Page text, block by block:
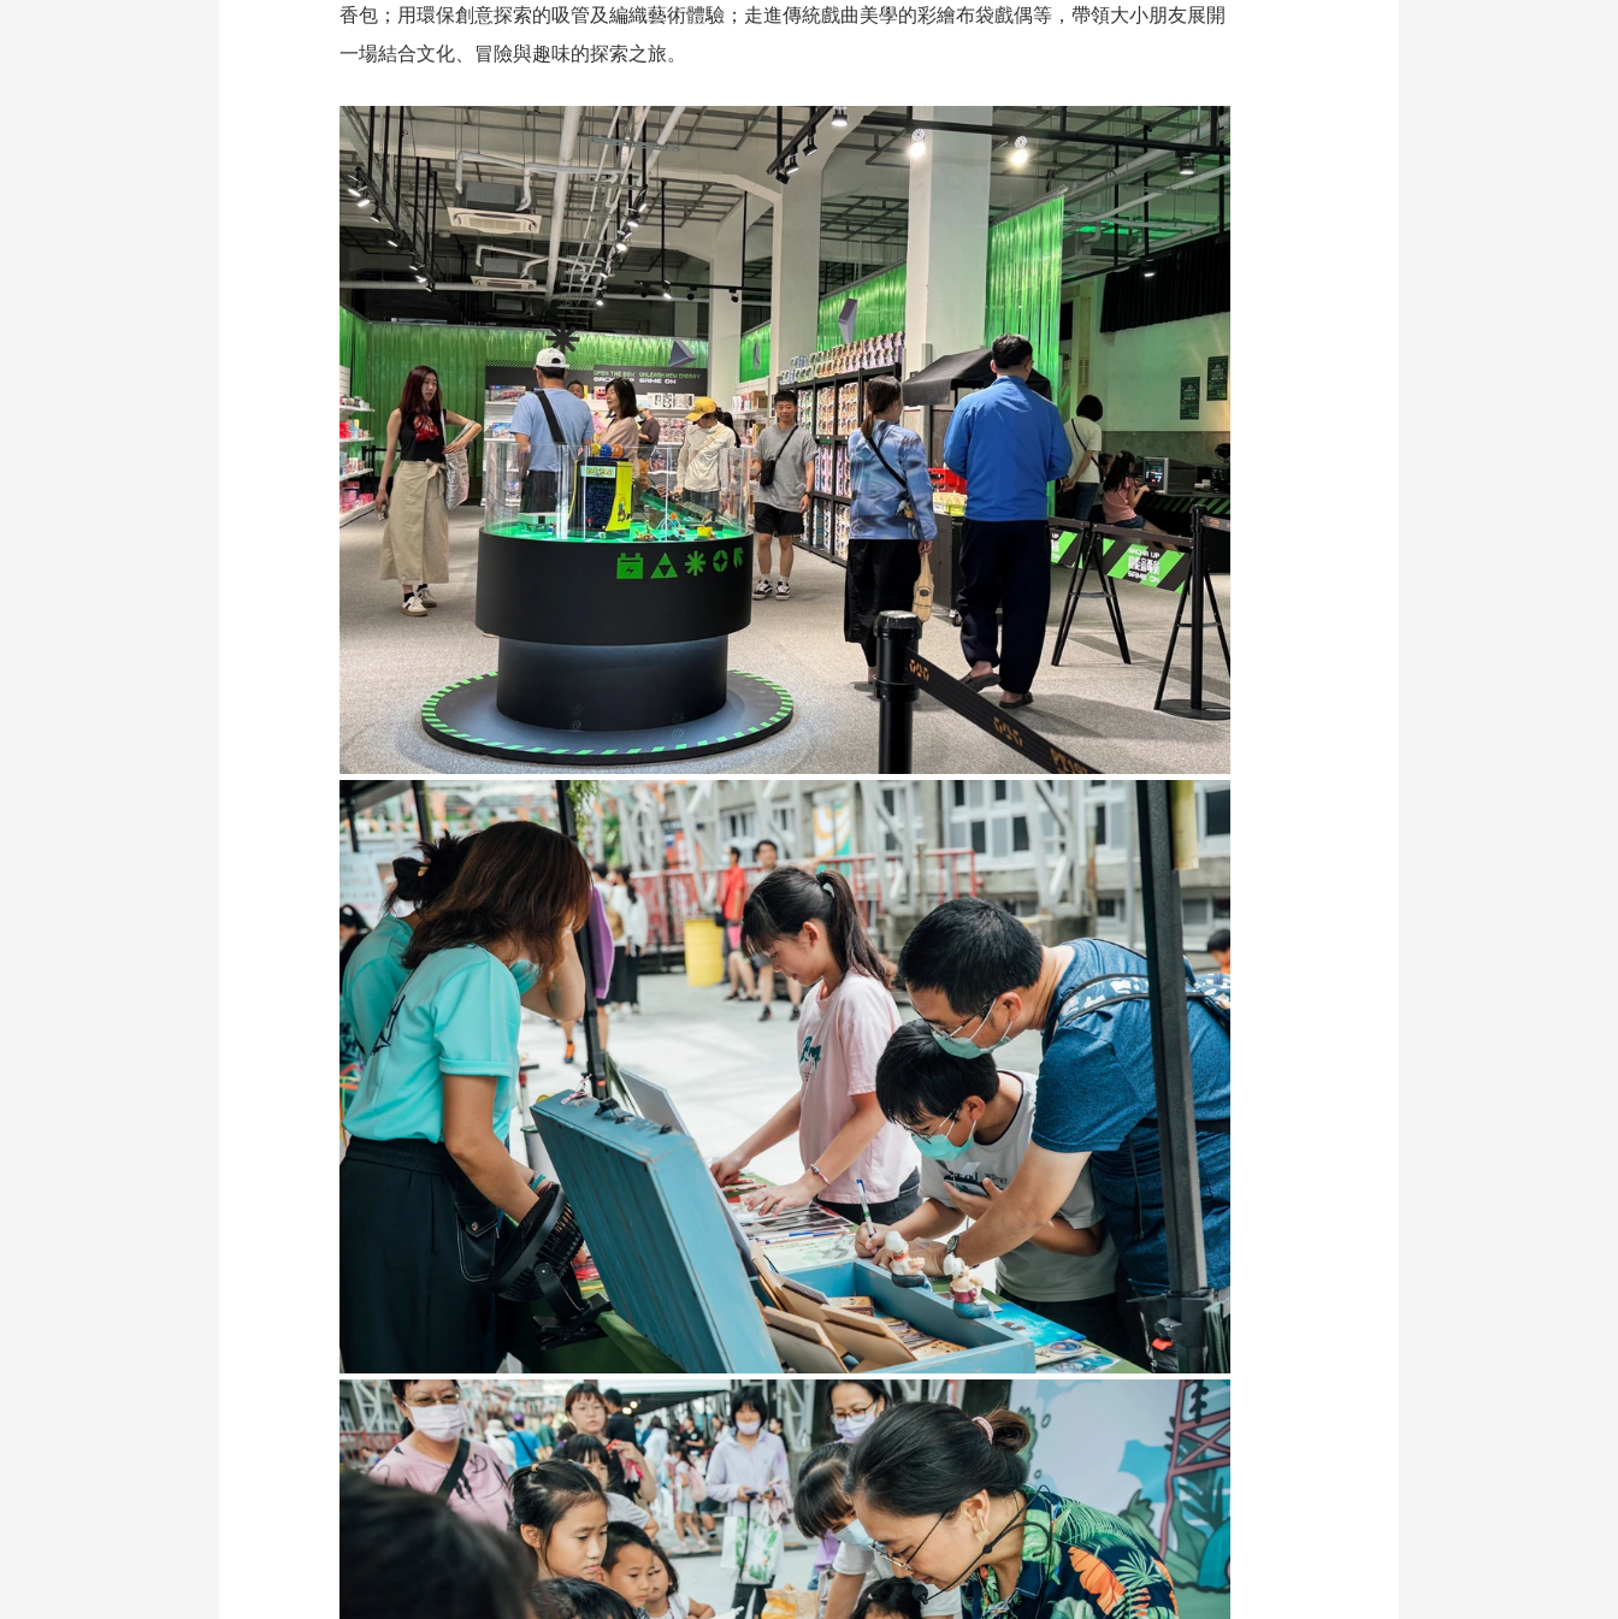
香包；用環保創意探索的吸管及編織藝術體驗；走進傳統戲曲美學的彩繪布袋戲偶等，帶領大小朋友展開
一場結合文化、冒險與趣味的探索之旅。